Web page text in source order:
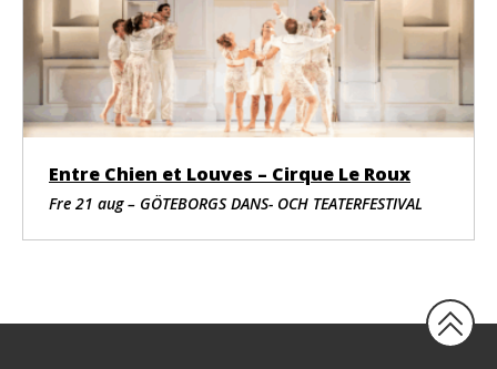
Ljudsystemdesign
David Claassen
Videodesign och klippning
Yoav Dagan
Videodesign
Kirsti Cumming
Fiona McPherson
Foto
Marisa Steenkamp
Entre Chien et Louves – Cirque Le Roux
Fre 21 aug – GÖTEBORGS DANS- OCH TEATERFESTIVAL